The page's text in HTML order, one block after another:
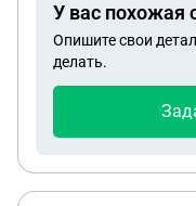
очень
могут в любой
очень
и её муж
официально не
моём рождении (то
У вас похожая
Опишите свои
делать.